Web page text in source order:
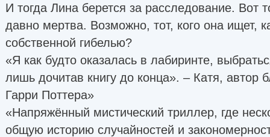
И тогда Лина берется за расследование. Вот
давно мертва. Возможно, тот, кого она ищет,
собственной гибелью?
«Я как будто оказалась в лабиринте,
лишь дочитав книгу до конца». – Катя, автор
Гарри Поттера»
«Напряжённый мистический триллер, где
общую историю случайностей и